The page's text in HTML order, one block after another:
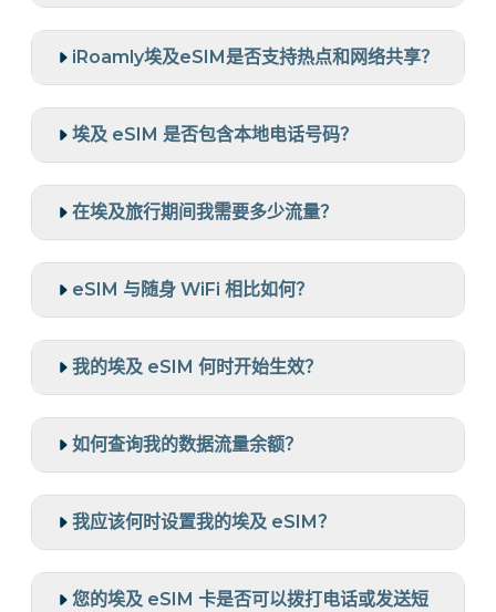
iRoamly埃及eSIM是否支持热点和网络共享？
埃及 eSIM 是否包含本地电话号码？
在埃及旅行期间我需要多少流量？
eSIM 与随身 WiFi 相比如何？
我的埃及 eSIM 何时开始生效？
如何查询我的数据流量余额？
我应该何时设置我的埃及 eSIM？
您的埃及 eSIM 卡是否可以拨打电话或发送短